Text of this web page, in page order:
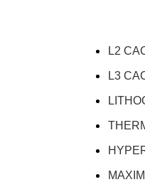
: 2
L2
L3